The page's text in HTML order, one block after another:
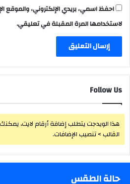
احفظ اسمي، بريدي الإلكتروني، والموقع
لاستخدامها المرة المقبلة في تعليقي.
Follow Us
هذا الويدجت يتطلب إضافة أرقام لايت،
القالب > تنصيب الإضافات.
حالة الطقس